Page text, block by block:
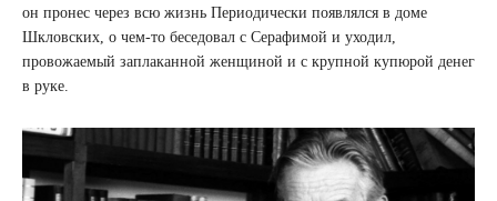
он пронес через всю жизнь Периодически появлялся в доме
Шкловских, о чем-то беседовал с Серафимой и уходил,
провожаемый заплаканной женщиной и с крупной купюрой денег
в руке.